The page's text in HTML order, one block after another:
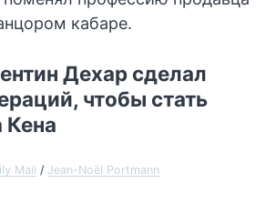
кабаре.
Дехар сделал
чтобы стать
Кена
Mail / Jean-Noël Portmann